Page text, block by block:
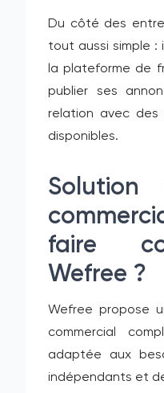
Du côté des
tout aussi simple
la plateforme de
publier ses
relation avec des
disponibles.
faire
Wefree ?
Wefree propose
commercial
adaptée aux
indépendants et